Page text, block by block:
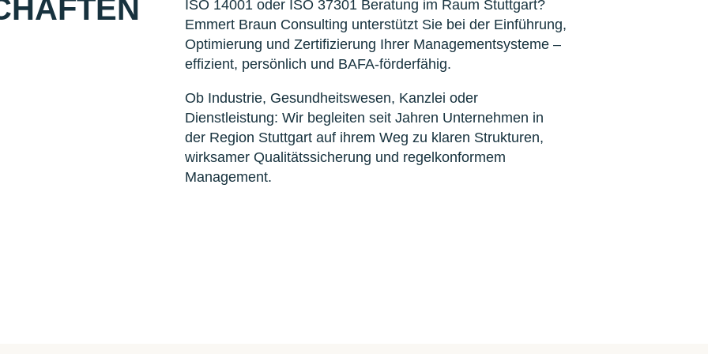
ISO 14001 oder ISO 37301 Beratung im Raum Stuttgart?
Emmert Braun Consulting unterstützt Sie bei der Einführung,
Optimierung und Zertifizierung Ihrer Managementsysteme –
effizient, persönlich und BAFA-förderfähig.
Ob Industrie, Gesundheitswesen, Kanzlei oder
Dienstleistung: Wir begleiten seit Jahren Unternehmen in
der Region Stuttgart auf ihrem Weg zu klaren Strukturen,
wirksamer Qualitätssicherung und regelkonformem
Management.